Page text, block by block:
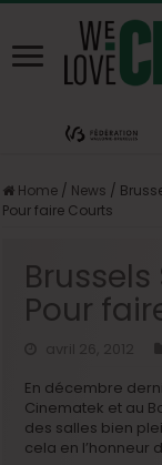
Home / News /
Pour faire Courts
Pour
En décembre
Cinematek et au
des salles bien
cela en l’honneur